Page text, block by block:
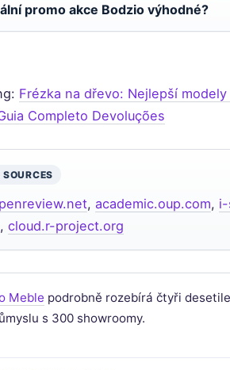
promo akce Bodzio výhodné?
Frézka na dřevo: Nejlepší modely
Completo Devoluções
, academic.oup.com,
, cloud.r-project.org
Meble podrobně rozebírá čtyři
s 300 showroomy.